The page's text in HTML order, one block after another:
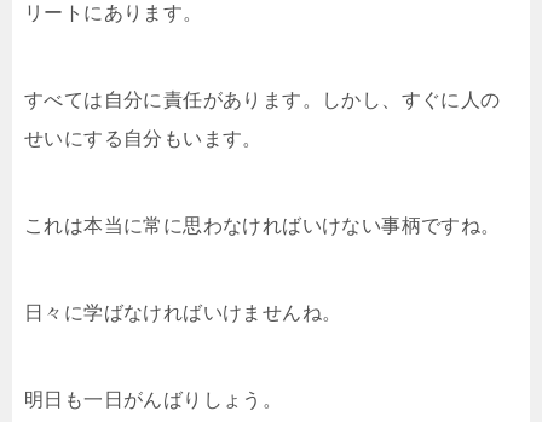
リートにあります。
すべては自分に責任があります。しかし、すぐに人の
せいにする自分もいます。
これは本当に常に思わなければいけない事柄ですね。
日々に学ばなければいけませんね。
明日も一日がんばりしょう。